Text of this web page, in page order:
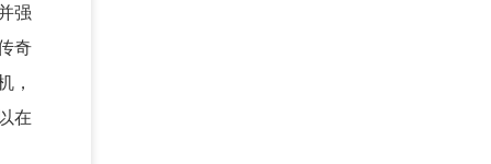
强
奇
，
在